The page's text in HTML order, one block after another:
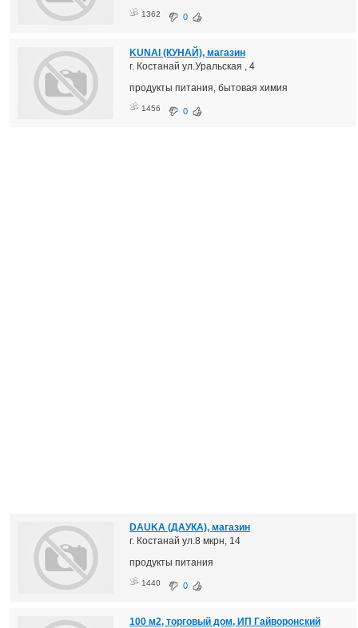
1362 0
KUNAI (КУНАЙ), магазин
г. Костанай ул.Уральская , 4
продукты питания, бытовая химия
1456 0
DAUKA (ДАУКА), магазин
г. Костанай ул.8 мкрн, 14
продукты питания
1440 0
100 м2, торговый дом, ИП Гайворонский